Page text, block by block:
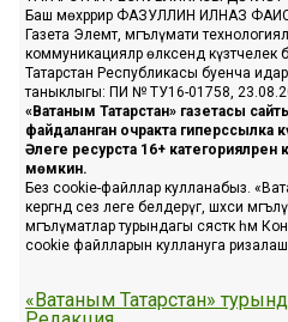
Баш мөхәррир ФАЗУЛЛИН ИЛНАЗ
Газета Элемтә, мәгълүмати
коммуникацияләр өлкәсендә
Татарстан Республикасы буенча
таныклыгы: ПИ № ТУ16-01758,
«Ватаным Татарстан» газетасы
файдаланган очракта гиперссылка
Әлеге ресурста 16+ категорияләренә
мөмкин.
Без cookie-файллар кулланабыз.
кергәндә сез әлеге белдерүгә, шәхси
мәгълүматлар турындагы сәясәткә һәм
cookie файлларын куллануга
«Ватаным Татарстан»